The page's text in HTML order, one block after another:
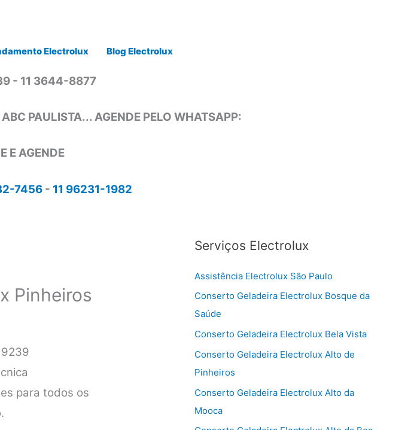
Electrolux Blog Electrolux
- 11 3644-8877
PAULISTA... AGENDE PELO WHATSAPP:
E AGENDE
7456- 11 96231-1982
Pinheiros
para todos os
Serviços Electrolux
Assistência Electrolux São Paulo
Conserto Geladeira Electrolux Bosque da
Saúde
Conserto Geladeira Electrolux Bela Vista
Conserto Geladeira Electrolux Alto de
Pinheiros
Conserto Geladeira Electrolux Alto da
Mooca